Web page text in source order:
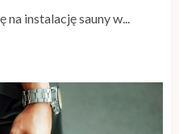
na instalację sauny w...